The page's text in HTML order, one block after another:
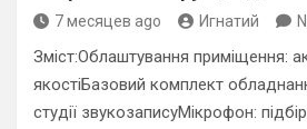
7 месяцев ago Игнатий
Зміст:Облаштування приміщення:
якостіБазовий комплект
студії звукозаписуМікрофон: